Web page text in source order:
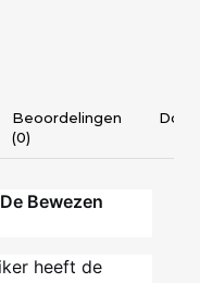
Beoordelingen
(0)
Bewezen
heeft de